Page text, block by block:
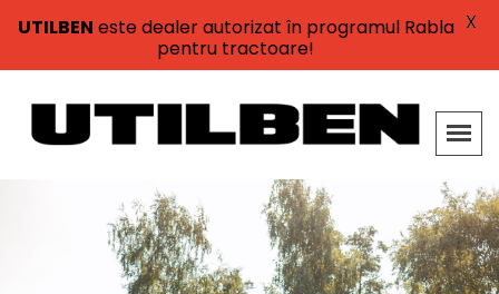
UTILBEN este dealer autorizat în programul Rabla
pentru tractoare!
X